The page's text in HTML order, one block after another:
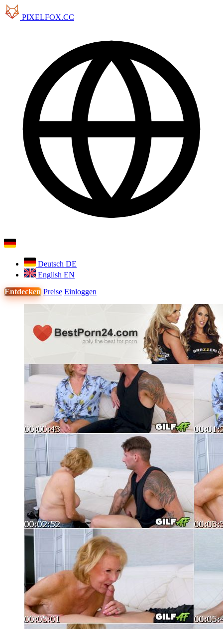
PIXELFOX.CC
Deutsch DE
English EN
Entdecken Preise Einloggen